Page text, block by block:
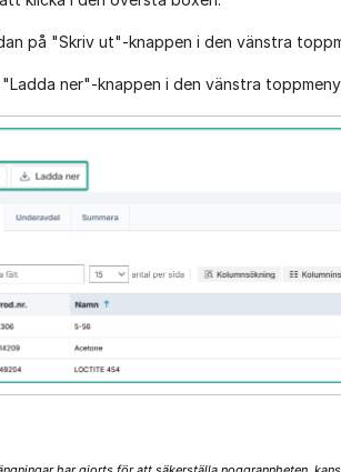
på "Skriv ut"-knappen i den vänstra
"Ladda ner"-knappen i den vänstra